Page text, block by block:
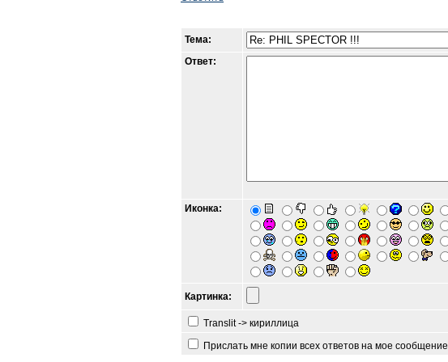
Тема:
Ответ:
Иконка:
Картинка:
Translit -> кириллица
Прислать мне копии всех ответов на мое сообщение